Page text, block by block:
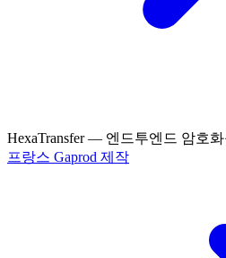
HexaTransfer — 엔드투엔드 암호
프랑스 Gaprod 제작